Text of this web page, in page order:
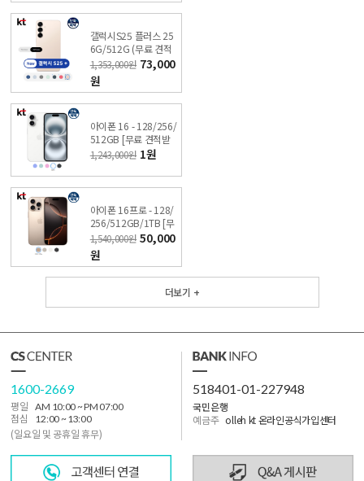
갤럭시S25 플러스 25
6G/512G (무료 견적
받기) KT 온라인샵 싼
올레폰
1,353,000원 73,000
원
아이폰 16 - 128/256/
512GB [무료 견적받
기] 싼올레폰
1,243,000원 1원
아이폰 16프로 - 128/
256/512GB/1TB [무
료 견적받기] 싼올레폰
1,540,000원 50,000
원
더보기 +
1600-2669
평일
AM 10:00 ~ PM 07:00
점심
12:00 ~ 13:00
(일요일 및 공휴일 휴무)
518401-01-227948
국민은행
예금주 olleh kt 온라인공식가입센터